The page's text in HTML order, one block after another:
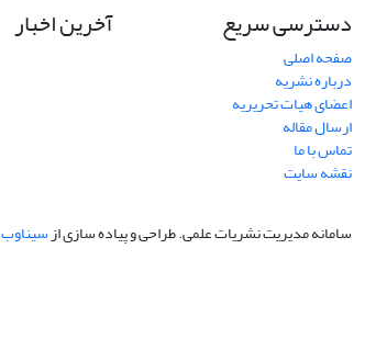
دسترسی سریع
صفحه اصلی
درباره نشریه
اعضای هیات تحریریه
ارسال مقاله
تماس با ما
نقشه سایت
آخرین اخبار
سامانه مدیریت نشریات علمی.طراحی و پیاده سازی ازسیناوب